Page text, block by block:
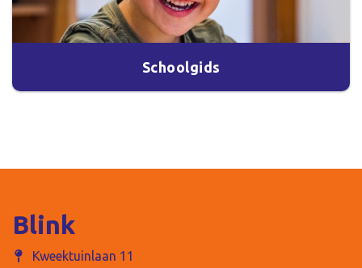
Schoolgids
Blink
Kweektuinlaan 11